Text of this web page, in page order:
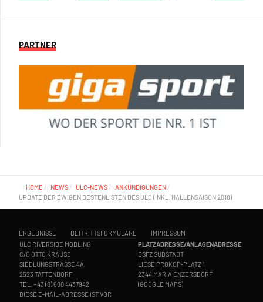
PARTNER
HOME NEWS ULC-NEWS
ANKÜNDIGUNGEN
UPDATE DER EWIGEN BESTENLISTEN DES ULC (INKL. HALLENSAISON 2018)
ERGEBNISSE BEITRITTSFORMULARE
IMPRESSUM
ULC RIVERSIDE MÖDLING
C/O OTTO KRAUSE
SIEDLUNGSTRASSE 4A
2523 TATTENDORF
TEL. +43 (0) 680 4437942
DIESE E-MAIL-ADRESSE IST VOR
PLATZADRESSE/ANLAGENADRESSE:
BSFZ SÜDSTADT
LIESE PROKOP-PLATZ 1
2344 MARIA ENZERSDORF
(GOOGLE MAPS)